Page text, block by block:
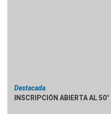
Destacada
INSCRIPCIÓN ABIERTA AL